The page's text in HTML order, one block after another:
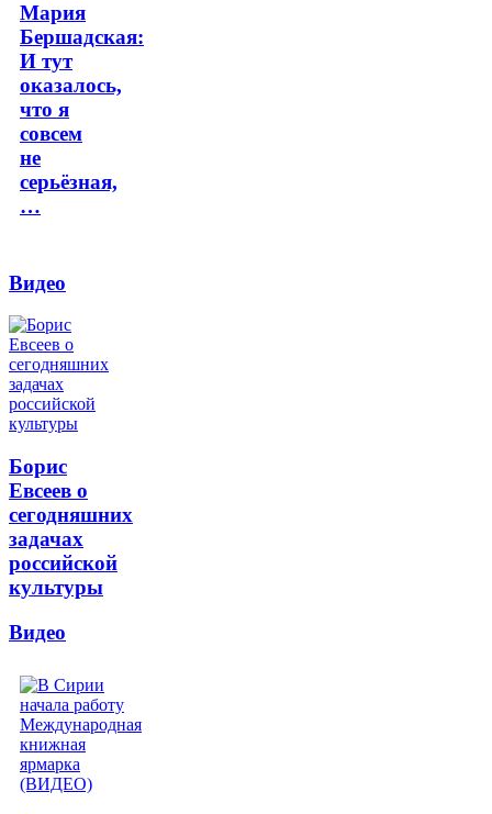
Мария
Бершадская:
И тут
оказалось,
что я
совсем
не
серьёзная,
…
Видео
Борис
Евсеев о
сегодняшних
задачах
российской
культуры
Видео